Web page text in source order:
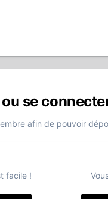
se
afin de pouvoir
facile !